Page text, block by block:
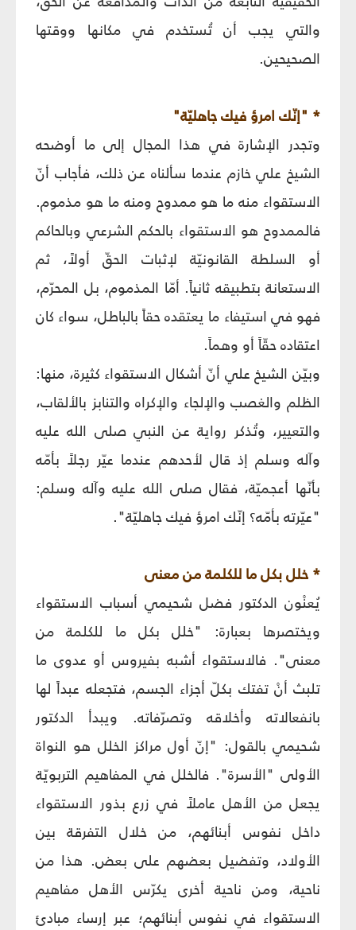
والتي يجب أن تُستخدم في مكانها ووقتها
الصحيحين.
* "إنّك امرؤ فيك جاهليّة"
وتجدر الإشارة في هذا المجال إلى ما أوضحه
الشيخ علي خازم عندما سألناه عن ذلك، فأجاب أنّ
الاستقواء منه ما هو ممدوح ومنه ما هو مذموم.
فالممدوح هو الاستقواء بالحكم الشرعي وبالحاكم
أو السلطة القانونيّة لإثبات الحقّ أولاً، ثم
الاستعانة بتطبيقه ثانياً. أمّا المذموم، بل المحرّم،
فهو في استيفاء ما يعتقده حقاً بالباطل، سواء كان
اعتقاده حقّاً أو وهماً.
وبيّن الشيخ علي أنّ أشكال الاستقواء كثيرة، منها:
الظلم والغصب والإلجاء والإكراه والتنابز بالألقاب،
والتعيير، وتُذكر رواية عن النبي صلى الله عليه
وآله وسلم إذ قال لأحدهم عندما عيّر رجلاً بأمّه
بأنّها أعجميّة، فقال صلى الله عليه وآله وسلم:
"عيّرته بأمّه؟ إنّك امرؤ فيك جاهليّة".
* خلل بكل ما للكلمة من معنى
يُعنْون الدكتور فضل شحيمي أسباب الاستقواء
ويختصرها بعبارة: "خلل بكل ما للكلمة من
معنى". فالاستقواء أشبه بفيروس أو عدوى ما
تلبث أنْ تفتك بكلّ أجزاء الجسم، فتجعله عبداً لها
بانفعالاته وأخلاقه وتصرّفاته. ويبدأ الدكتور
شحيمي بالقول: "إنّ أول مراكز الخلل هو النواة
الأولى "الأسرة". فالخلل في المفاهيم التربويّة
يجعل من الأهل عاملاً في زرع بذور الاستقواء
داخل نفوس أبنائهم، من خلال التفرقة بين
الأولاد، وتفضيل بعضهم على بعض. هذا من
ناحية، ومن ناحية أخرى يكرّس الأهل مفاهيم
الاستقواء في نفوس أبنائهم؛ عبر إرساء مبادئ